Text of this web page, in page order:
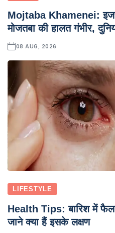
Mojtaba Khamenei:
मोजतबा की हालत गंभीर,
08 AUG, 2026
LIFESTYLE
Health Tips: बारिश में
जाने क्या हैं इसके लक्षण